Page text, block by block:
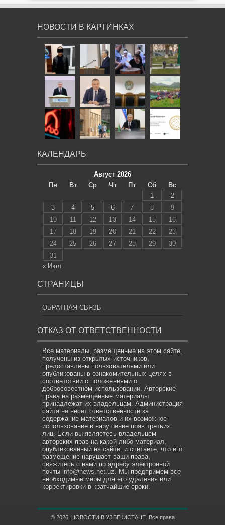
НОВОСТИ В КАРТИНКАХ
КАЛЕНДАРЬ
Август 2026
Пн
Вт Ср Чт Пт Сб
Вс
1
2
3
4 5 6 7 8
9
10
11 12 13 14 15
16
17
18 19 20 21 22
23
24
25 26 27 28 29
30
31
« Июл
СТРАНИЦЫ
ОБРАТНАЯ СВЯЗЬ
ОТКАЗ ОТ ОТВЕТСТВЕННОСТИ
Все материалы, размещенные на этом сайте,
получены из открытых источников,
предоставлены пользователями или
опубликованы в ознакомительных целях в
соответствии с положениями о
добросовестном использовании. Авторские
права на размещенные материалы
принадлежат их владельцам. Администрация
сайта не несет ответственности за
содержание материалов и их возможное
использование в нарушение прав третьих
лиц. Если вы являетесь владельцем
авторских прав на какой-либо материал,
опубликованный на сайте, и считаете, что его
размещение нарушает ваши права,
свяжитесь с нами по адресу электронной
почты info@news.net.uz . Мы предпримем все
необходимые меры для его удаления или
корректировки в кратчайшие сроки.
© 2026. НОВОСТИ В УЗБЕКИСТАНЕ. Все права